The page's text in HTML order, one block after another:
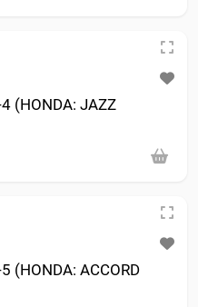
(HONDA: JAZZ
(HONDA: ACCORD